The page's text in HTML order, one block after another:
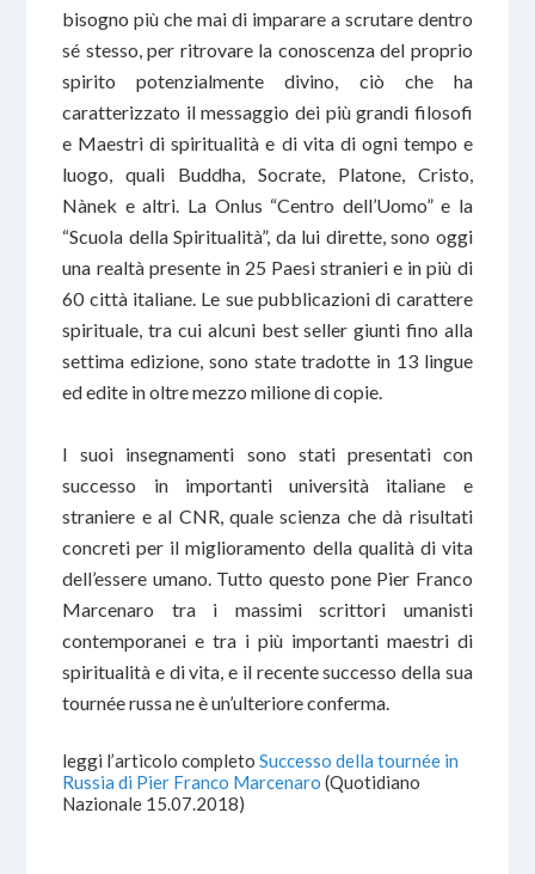
bisogno più che mai di imparare a scrutare dentro
sé stesso, per ritrovare la conoscenza del proprio
spirito potenzialmente divino, ciò che ha
caratterizzato il messaggio dei più grandi filosofi
e Maestri di spiritualità e di vita di ogni tempo e
luogo, quali Buddha, Socrate, Platone, Cristo,
Nànek e altri. La Onlus “Centro dell’Uomo” e la
“Scuola della Spiritualità”, da lui dirette, sono oggi
una realtà presente in 25 Paesi stranieri e in più di
60 città italiane. Le sue pubblicazioni di carattere
spirituale, tra cui alcuni best seller giunti fino alla
settima edizione, sono state tradotte in 13 lingue
ed edite in oltre mezzo milione di copie.
I suoi insegnamenti sono stati presentati con
successo in importanti università italiane e
straniere e al CNR, quale scienza che dà risultati
concreti per il miglioramento della qualità di vita
dell’essere umano. Tutto questo pone Pier Franco
Marcenaro tra i massimi scrittori umanisti
contemporanei e tra i più importanti maestri di
spiritualità e di vita, e il recente successo della sua
tournée russa ne è un’ulteriore conferma.
leggi l’articolo completoSuccesso della tournée in
Russia di Pier Franco Marcenaro (Quotidiano
Nazionale 15.07.2018)